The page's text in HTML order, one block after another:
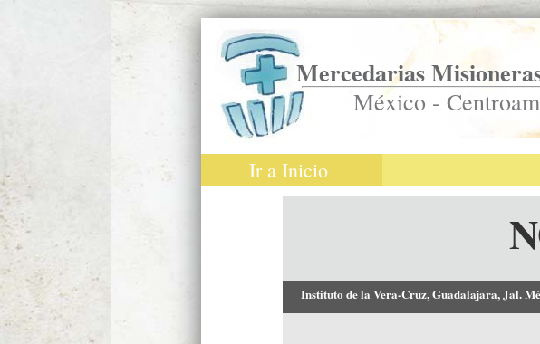
Mercedarias
México -
Ir a Inicio
Instituto de la Vera-Cruz, Guadalajara, Jal.